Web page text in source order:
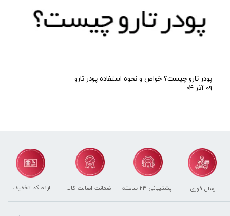
پودر تارو چیست؟ خواص و نحوه استفاده پودر تارو
۰۹ آذر ۰۴
پشتیبانی ۲۴ ساعته ارائه کد تخفیف ارسال فوری ضمانت اصالت کالا